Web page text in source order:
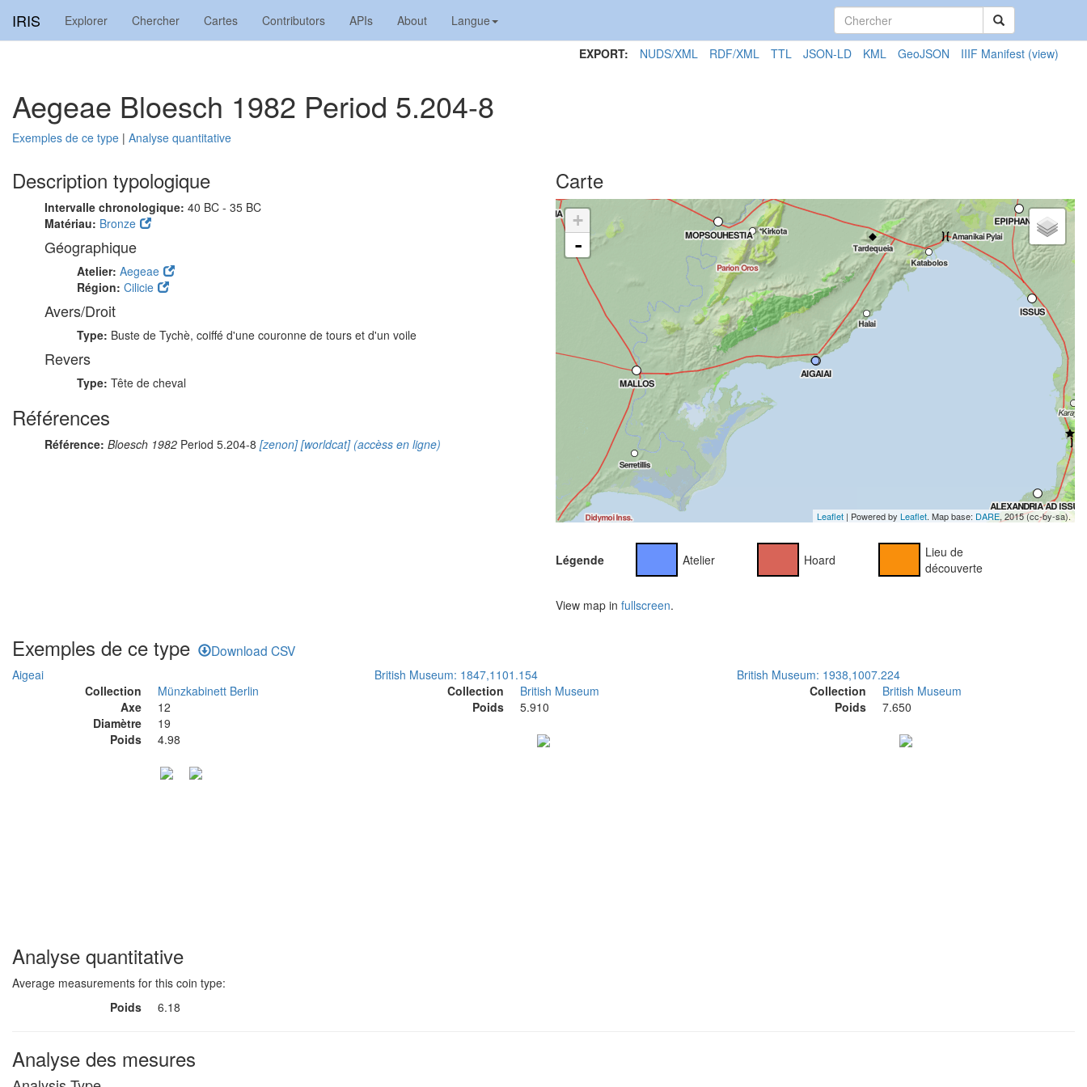
IRIS Explorer Chercher Cartes Contributors APIs About Langue
EXPORT: NUDS/XML RDF/XML TTL JSON-LD KML GeoJSON IIIF Manifest (view)
Aegeae Bloesch 1982 Period 5.204-8
Exemples de ce type | Analyse quantitative
Description typologique
Intervalle chronologique: 40 BC - 35 BC
Matériau: Bronze
Géographique
Atelier: Aegeae
Région: Cilicie
Avers/Droit
Type: Buste de Tychè, coiffé d'une couronne de tours et d'un voile
Revers
Type: Tête de cheval
Références
Référence: Bloesch 1982 Period 5.204-8 [zenon][worldcat](accèss en ligne)
Carte
+
-
Leaflet | Powered by Leaflet. Map base: DARE, 2015 (cc-by-sa).
Légende Atelier Hoard
Lieu de
découverte
View map in fullscreen.
Exemples de ce type Download CSV
Aigeai
Collection
Münzkabinett Berlin
Axe
12
Diamètre
19
Poids
4.98
British Museum: 1847,1101.154
Collection
British Museum
Poids
5.910
British Museum: 1938,1007.224
Collection
British Museum
Poids
7.650
Analyse quantitative
Average measurements for this coin type:
Poids
6.18
Analyse des mesures